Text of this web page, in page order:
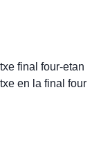
final four-etan
en la final four